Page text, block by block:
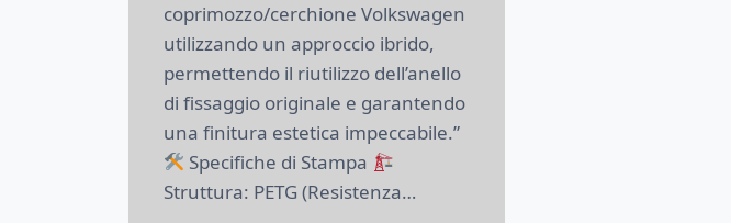
coprimozzo/cerchione Volkswagen
utilizzando un approccio ibrido,
permettendo il riutilizzo dell’anello
di fissaggio originale e garantendo
una finitura estetica impeccabile.”
Specifiche di Stampa
Struttura: PETG (Resistenza…